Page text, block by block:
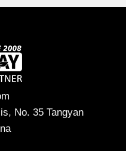
No. 35 Tangyan